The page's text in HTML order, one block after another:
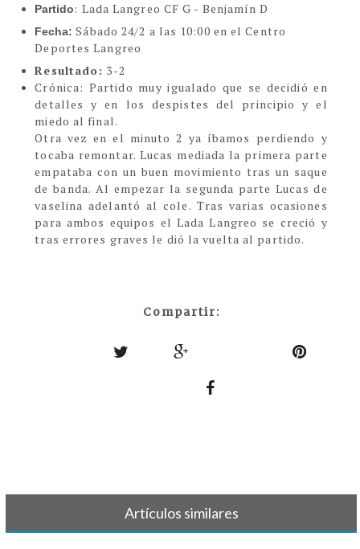
Partido: Lada Langreo CF G - Benjamín D
Fecha:Sábado 24/2 a las 10:00 en el Centro
Deportes Langreo
Resultado: 3-2
Crónica: Partido muy igualado que se decidió en
detalles y en los despistes del principio y el
miedo al final.
Otra vez en el minuto 2 ya íbamos perdiendo y
tocaba remontar. Lucas mediada la primera parte
empataba con un buen movimiento tras un saque
de banda. Al empezar la segunda parte Lucas de
vaselina adelantó al cole. Tras varias ocasiones
para ambos equipos el Lada Langreo se creció y
tras errores graves le dió la vuelta al partido.
Compartir:
Artículos similares